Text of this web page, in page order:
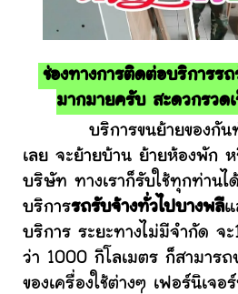
ช่องทางการติดต่อบริการร
มากมายครับ สะดวกรวด
บริการขนย้ายของกันทั่ว
เลย จะย้ายบ้าน ย้ายห้องพัก
บริษัท ทางเราก็รับใช้ทุกท่าน
บริการรถรับจ้างทั่วไปบางพลีแ
บริการ ระยะทางไม่มีจำกัด จ
ว่า 1000 กิโลเมตร ก็สามารถ
ของเครื่องใช้ต่างๆ เฟอร์นิเจอ